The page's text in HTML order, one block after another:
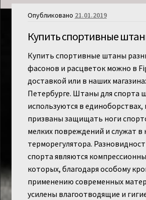
Опубликовано 21.01.2019
Купить спортивные
Купить спортивные штаны
фасонов и расцветок можно в
доставкой или в наших
Петербурге. Штаны для спорта
используются в единоборствах,
призваны защищать ноги
мелких повреждений и служат в
терморегулятора.
спорта являются
которых, благодаря особому
применению современных
усилены влагоотводящие и